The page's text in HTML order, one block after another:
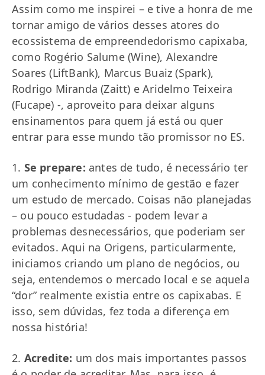
Assim como me inspirei – e tive a honra de me
tornar amigo de vários desses atores do
ecossistema de empreendedorismo capixaba,
como Rogério Salume (Wine), Alexandre
Soares (LiftBank), Marcus Buaiz (Spark),
Rodrigo Miranda (Zaitt) e Aridelmo Teixeira
(Fucape) -, aproveito para deixar alguns
ensinamentos para quem já está ou quer
entrar para esse mundo tão promissor no ES.
1. Se prepare: antes de tudo, é necessário ter
um conhecimento mínimo de gestão e fazer
um estudo de mercado. Coisas não planejadas
– ou pouco estudadas - podem levar a
problemas desnecessários, que poderiam ser
evitados. Aqui na Origens, particularmente,
iniciamos criando um plano de negócios, ou
seja, entendemos o mercado local e se aquela
“dor” realmente existia entre os capixabas. E
isso, sem dúvidas, fez toda a diferença em
nossa história!
2. Acredite: um dos mais importantes passos